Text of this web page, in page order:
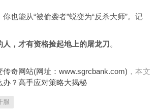
也能从“被偷袭者”蜕变为“反杀大师”。记
，才有资格捡起地上的屠龙刀。
传奇网站(网址：www.sgrcbank.com) ，本文
办？高手应对策略大揭秘
服